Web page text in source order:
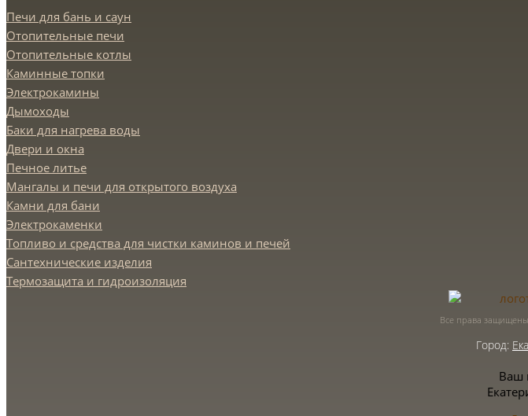
Печи для бань и саун
Отопительные печи
Отопительные котлы
Каминные топки
Электрокамины
Дымоходы
Баки для нагрева воды
Двери и окна
Печное литье
Мангалы и печи для открытого воздуха
Камни для бани
Электрокаменки
Топливо и средства для чистки каминов и печей
Сантехнические изделия
Термозащита и гидроизоляция
Все права
Город:
Ваш